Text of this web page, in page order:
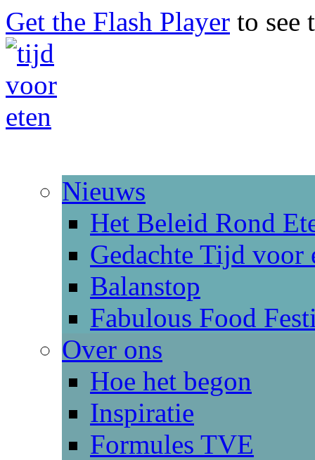
Get the Flash Player to see
Nieuws
Het Beleid Rond
Gedachte Tijd voor
Balanstop
Fabulous Food
Over ons
Hoe het begon
Inspiratie
Formules TVE